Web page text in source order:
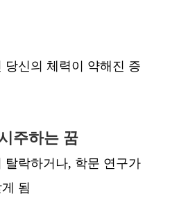
신의 체력이 약해진 증
주하는 꿈
탈락하거나, 학문 연구가
됨